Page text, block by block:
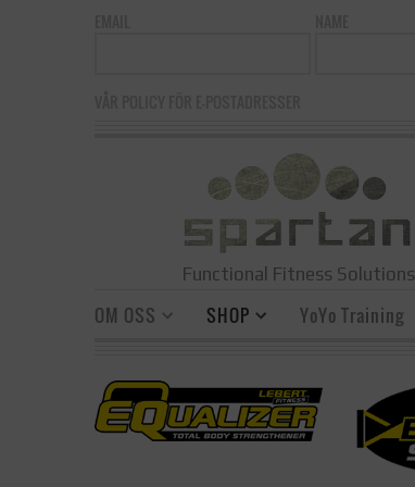
Functional Fitness Solutions
OM OSS SHOP YoYo Training